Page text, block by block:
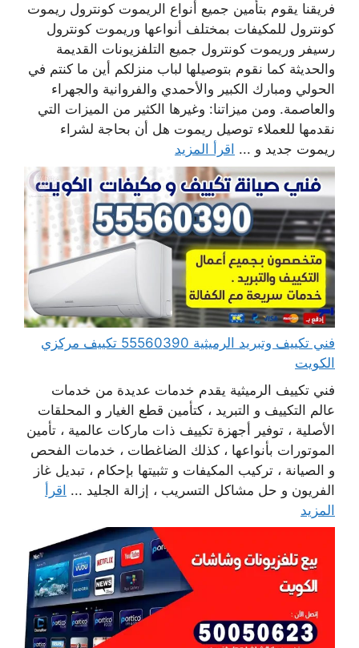
فريقنا يقوم بتأمين جميع أنواع الريموت كونترول ريموت
كونترول للمكيفات بمختلف أنواعها وريموت كونترول
رسيفر وريموت كونترول جميع التلفزيونات القديمة
والحديثة كما نقوم بتوصيلها لباب منزلكم أين ما كنتم في
الحولي ومبارك الكبير والأحمدي والفروانية والجهراء
والعاصمة. ومن ميزاتنا: وغيرها الكثير من الميزات التي
نقدمها للعملاء توصيل ريموت هل أن بحاجة لشراء
ريموت جديد و ... اقرأ المزيد
فني تكييف وتبريد الرميثية 55560390 تكييف مركزي
الكويت
فني تكييف الرميثية يقدم خدمات عديدة من خدمات
عالم التكييف و التبريد ، كتأمين قطع الغيار و المحلقات
الأصلية ، توفير أجهزة تكييف ذات ماركات عالمية ، تأمين
الموتورات بأنواعها ، كذلك الضاغطات ، خدمات الفحص
و الصيانة ، تركيب المكيفات و تثبيتها بإحكام ، تبديل غاز
الفريون و حل مشاكل التسريب ، إزالة الجليد ... اقرأ
المزيد